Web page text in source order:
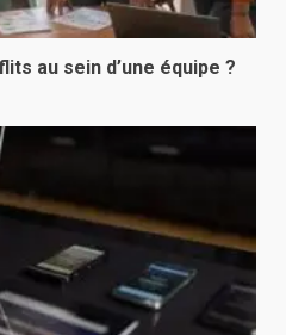
au sein d’une équipe ?